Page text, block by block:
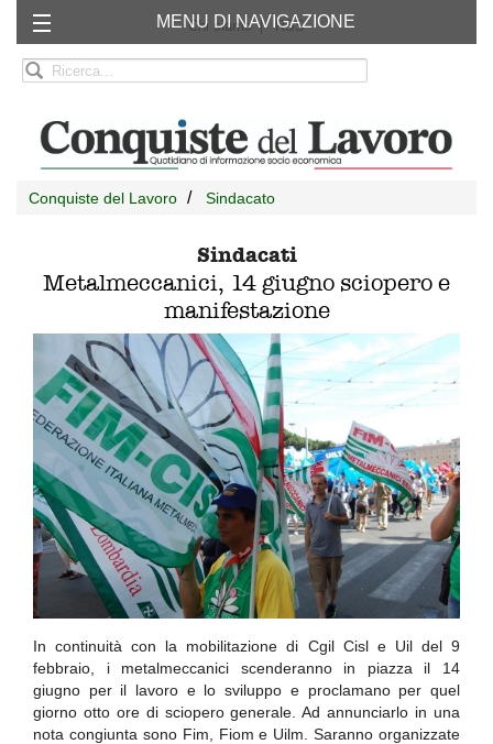
Chi siamo RSS
MENU DI NAVIGAZIONE
Conquiste del Lavoro Sindacato
Sindacati
Metalmeccanici, 14 giugno sciopero e
manifestazione
In continuità con la mobilitazione di Cgil Cisl e Uil del 9
febbraio, i metalmeccanici scenderanno in piazza il 14
giugno per il lavoro e lo sviluppo e proclamano per quel
giorno otto ore di sciopero generale. Ad annunciarlo in una
nota congiunta sono Fim, Fiom e Uilm. Saranno organizzate